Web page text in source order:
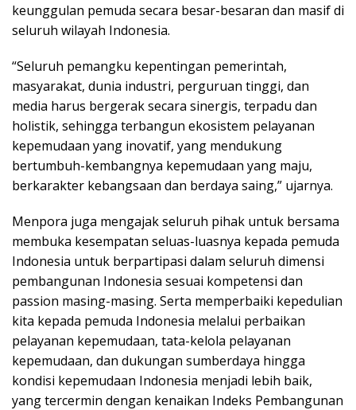
keunggulan pemuda secara besar-besaran dan masif di
seluruh wilayah Indonesia.
“Seluruh pemangku kepentingan pemerintah,
masyarakat, dunia industri, perguruan tinggi, dan
media harus bergerak secara sinergis, terpadu dan
holistik, sehingga terbangun ekosistem pelayanan
kepemudaan yang inovatif, yang mendukung
bertumbuh-kembangnya kepemudaan yang maju,
berkarakter kebangsaan dan berdaya saing,” ujarnya.
Menpora juga mengajak seluruh pihak untuk bersama
membuka kesempatan seluas-luasnya kepada pemuda
Indonesia untuk berpartipasi dalam seluruh dimensi
pembangunan Indonesia sesuai kompetensi dan
passion masing-masing. Serta memperbaiki kepedulian
kita kepada pemuda Indonesia melalui perbaikan
pelayanan kepemudaan, tata-kelola pelayanan
kepemudaan, dan dukungan sumberdaya hingga
kondisi kepemudaan Indonesia menjadi lebih baik,
yang tercermin dengan kenaikan Indeks Pembangunan